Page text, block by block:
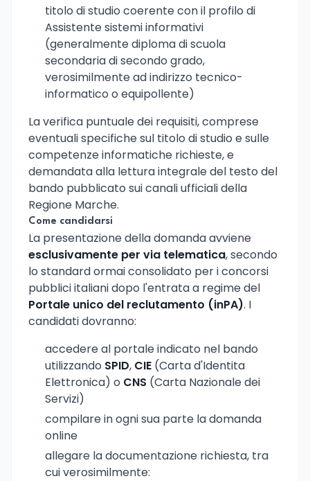
titolo di studio coerente con il profilo di
Assistente sistemi informativi
(generalmente diploma di scuola
secondaria di secondo grado,
verosimilmente ad indirizzo tecnico-
informatico o equipollente)
La verifica puntuale dei requisiti, comprese
eventuali specifiche sul titolo di studio e sulle
competenze informatiche richieste, e
demandata alla lettura integrale del testo del
bando pubblicato sui canali ufficiali della
Regione Marche.
Come candidarsi
La presentazione della domanda avviene
esclusivamente per via telematica, secondo
lo standard ormai consolidato per i concorsi
pubblici italiani dopo l'entrata a regime del
Portale unico del reclutamento (inPA). I
candidati dovranno:
accedere al portale indicato nel bando
utilizzando SPID, CIE (Carta d'Identita
Elettronica) o CNS (Carta Nazionale dei
Servizi)
compilare in ogni sua parte la domanda
online
allegare la documentazione richiesta, tra
cui verosimilmente: